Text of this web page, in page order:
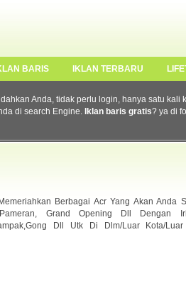
BARIS IKLAN TERBARU
Anda, tidak perlu login, hanya satu kali
di search Engine. Iklan baris gratis? ya di
Berbagai Acr Yang Akan Anda
Grand Opening Dll Dengan
Dll Utk Di Dlm/Luar Kota/